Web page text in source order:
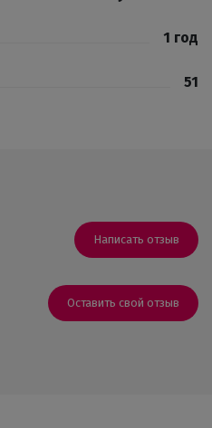
1 год
51
Написать отзыв
Оставить свой отзыв